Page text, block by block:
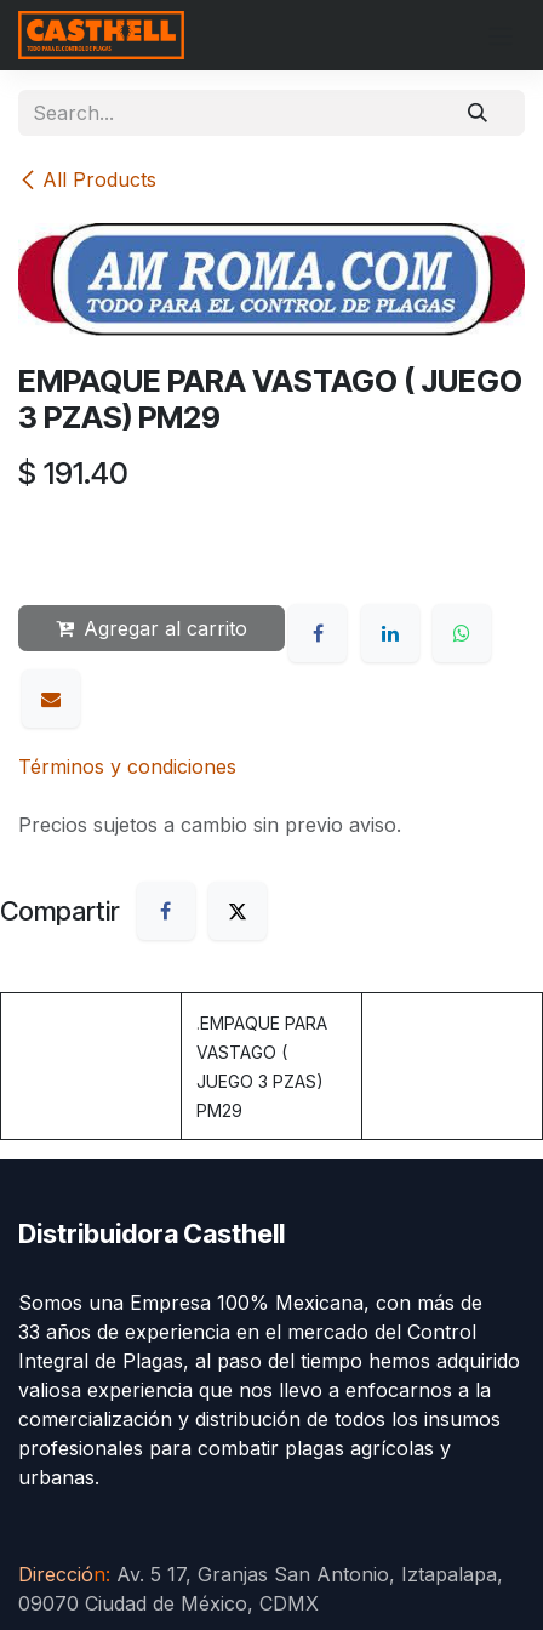
Skip to Content
All Products
EMPAQUE PARA VASTAGO ( JUEGO
3 PZAS) PM29
$ 191.40
Agregar al carrito
Términos y condiciones
Precios sujetos a cambio sin previo aviso.
Compartir
.EMPAQUE PARA
VASTAGO (
JUEGO 3 PZAS)
PM29
Distribuidora Casthell
Somos una Empresa 100% Mexicana, con más de
33 años de experiencia en el mercado del Control
Integral de Plagas, al paso del tiempo hemos adquirido
valiosa experiencia que nos llevo a enfocarnos a la
comercialización y distribución de todos los insumos
profesionales para combatir plagas agrícolas y
urbanas.
Dirección: Av. 5 17, Granjas San Antonio, Iztapalapa,
09070 Ciudad de México, CDMX